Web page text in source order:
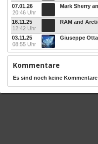
07.01.26
20:46 Uhr
16.11.25
12:42 Uhr
03.11.25
08:55 Uhr
Kommentare
Es sind noch keine